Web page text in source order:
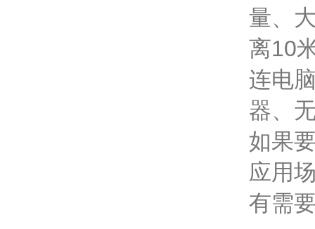
量、
离10
连电
器、
如果
应用
有需